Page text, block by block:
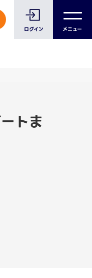
ログイン メニュー
トま